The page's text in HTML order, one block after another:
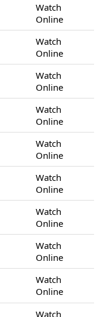
Watch
Online
Watch
Online
Watch
Online
Watch
Online
Watch
Online
Watch
Online
Watch
Online
Watch
Online
Watch
Online
Watch